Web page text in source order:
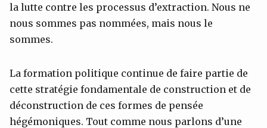
la lutte contre les processus d’extraction. Nous ne
nous sommes pas nommées, mais nous le
sommes.
La formation politique continue de faire partie de
cette stratégie fondamentale de construction et de
déconstruction de ces formes de pensée
hégémoniques. Tout comme nous parlons d’une